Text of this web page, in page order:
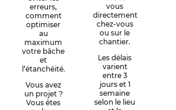
erreurs,
comment
optimiser
au
maximum
votre bâche
et
l’étanchéité.
Vous avez
un projet ?
Vous êtes
vous
directement
chez-vous
ou sur le
chantier.
Les délais
varient
entre 3
jours et 1
semaine
selon le lieu